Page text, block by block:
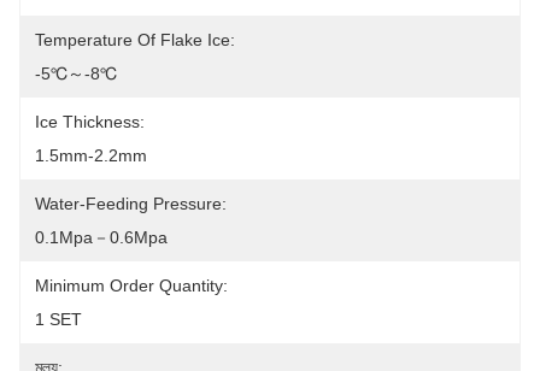
Temperature Of Flake Ice:
-5℃～-8℃
Ice Thickness:
1.5mm-2.2mm
Water-Feeding Pressure:
0.1Mpa－0.6Mpa
Minimum Order Quantity:
1 SET